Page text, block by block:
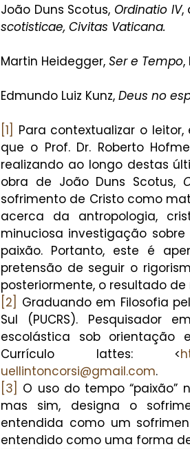
João Duns Scotus, Ordinatio IV,
scotisticae, Civitas Vaticana.
Martin Heidegger, Ser e Tempo,
Edmundo Luiz Kunz, Deus no
[1]
Para contextualizar o
que o Prof. Dr. Roberto
realizando ao longo destas
obra de João Duns Scotus,
sofrimento de Cristo como
acerca da antropologia,
minuciosa investigação
paixão. Portanto, este é
pretensão de seguir o
posteriormente, o resultado de
[2]
Graduando em Filosofia
Sul (PUCRS).
escolástica sob orientação
Currículo lattes: <
uellintoncorsi@gmail.com.
[3]
O uso do tempo “paixão”
mas sim, designa o
entendida como um
entendido como uma forma